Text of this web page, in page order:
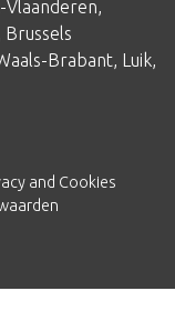
Vlaanderen,
Brussels
Brabant, Luik,
and Cookies